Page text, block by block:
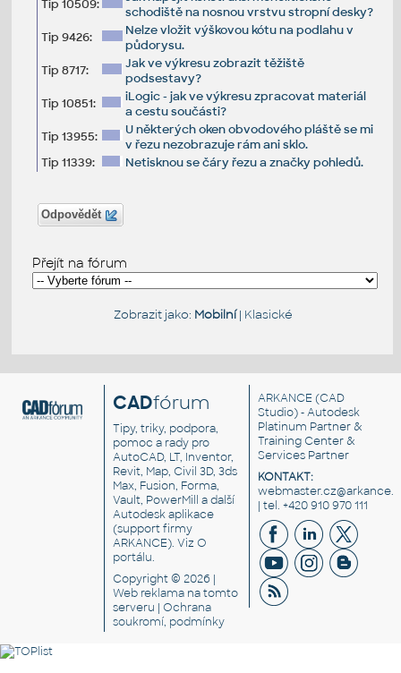
Tip 10509:
schodiště na nosnou vrstvu stropní desky?
Tip 9426:
Nelze vložit výškovou kótu na podlahu v
půdorysu.
Tip 8717:
Jak ve výkresu zobrazit těžiště
podsestavy?
Tip 10851:
iLogic - jak ve výkresu zpracovat materiál
a cestu součásti?
Tip 13955:
U některých oken obvodového pláště se mi
v řezu nezobrazuje rám ani sklo.
Tip 11339:
Netisknou se čáry řezu a značky pohledů.
Odpovědět
Přejít na fórum
Zobrazit jako: Mobilní| Klasické
CADfórum
Tipy, triky, podpora,
pomoc a rady pro
AutoCAD, LT, Inventor,
Revit, Map, Civil 3D, 3ds
Max, Fusion, Forma,
Vault, PowerMill a další
Autodesk aplikace
(support firmy
ARKANCE). VizO
portálu.
Copyright © 2026 |
Web reklama na tomto
serveru |Ochrana
soukromí, podmínky
ARKANCE (CAD
Studio) - Autodesk
Platinum Partner &
Training Center &
Services Partner
KONTAKT:
| tel. +420 910 970 111